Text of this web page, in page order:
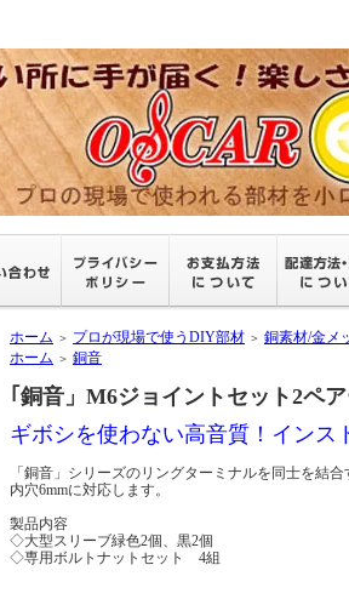
ホーム ＞ プロが現場で使うDIY部材 ＞ 銅素材/金メ
ホーム ＞ 銅音
｢銅音」M6ジョイントセット2ペ
ギボシを使わない高音質！インス
「銅音」シリーズのリングターミナルを同士を結
内穴6mmに対応します。
製品内容
◇大型スリーブ緑色2個、黒2個
◇専用ボルトナットセット 4組